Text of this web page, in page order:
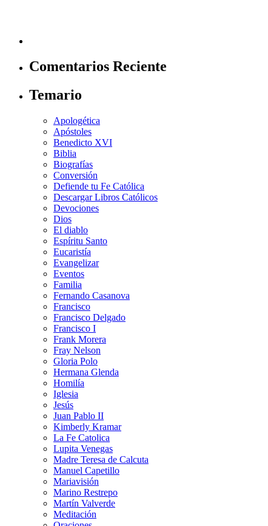
Comentarios Reciente
Temario
Apologética
Apóstoles
Benedicto XVI
Biblia
Biografías
Conversión
Defiende tu Fe Católica
Descargar Libros Católicos
Devociones
Dios
El diablo
Espíritu Santo
Eucaristía
Evangelizar
Eventos
Familia
Fernando Casanova
Francisco
Francisco Delgado
Francisco I
Frank Morera
Fray Nelson
Gloria Polo
Hermana Glenda
Homilía
Iglesia
Jesús
Juan Pablo II
Kimberly Kramar
La Fe Catolica
Lupita Venegas
Madre Teresa de Calcuta
Manuel Capetillo
Mariavisión
Marino Restrepo
Martín Valverde
Meditación